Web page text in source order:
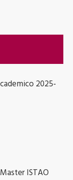
2025-
ISTAO